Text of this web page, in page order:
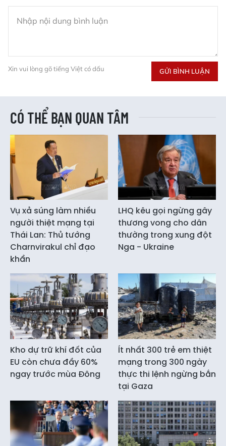
Xin vui lòng gõ tiếng Việt có dấu GỬI BÌNH LUẬN
CÓ THỂ BẠN QUAN TÂM
Vụ xả súng làm nhiều
người thiệt mạng tại
Thái Lan: Thủ tướng
Charnvirakul chỉ đạo
khẩn
LHQ kêu gọi ngừng gây
thương vong cho dân
thường trong xung đột
Nga - Ukraine
Kho dự trữ khí đốt của
EU còn chưa đầy 60%
ngay trước mùa Đông
Ít nhất 300 trẻ em thiệt
mạng trong 300 ngày
thực thi lệnh ngừng bắn
tại Gaza